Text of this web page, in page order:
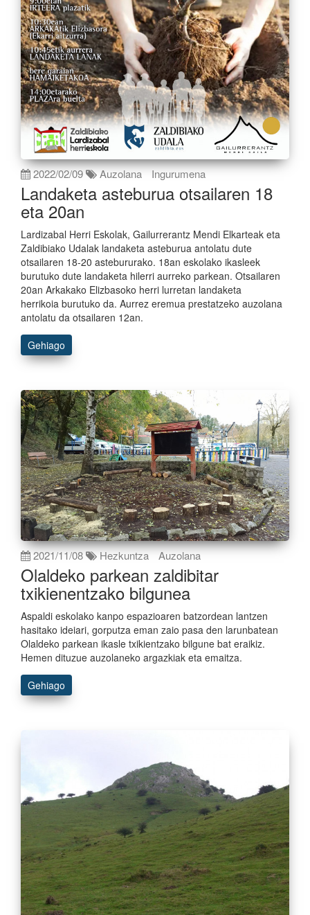
2022/02/09 Auzolana Ingurumena
Landaketa asteburua otsailaren 18
eta 20an
Lardizabal Herri Eskolak, Gailurrerantz Mendi Elkarteak eta
Zaldibiako Udalak landaketa asteburua antolatu dute
otsailaren 18-20 astebururako. 18an eskolako ikasleek
burutuko dute landaketa hilerri aurreko parkean. Otsailaren
20an Arkakako Elizbasoko herri lurretan landaketa
herrikoia burutuko da. Aurrez eremua prestatzeko auzolana
antolatu da otsailaren 12an.
Gehiago
2021/11/08 Hezkuntza Auzolana
Olaldeko parkean zaldibitar
txikienentzako bilgunea
Aspaldi eskolako kanpo espazioaren batzordean lantzen
hasitako ideiari, gorputza eman zaio pasa den larunbatean
Olaldeko parkean ikasle txikientzako bilgune bat eraikiz.
Hemen dituzue auzolaneko argazkiak eta emaitza.
Gehiago